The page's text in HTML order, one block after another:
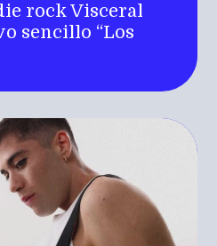
rock Visceral
sencillo “Los